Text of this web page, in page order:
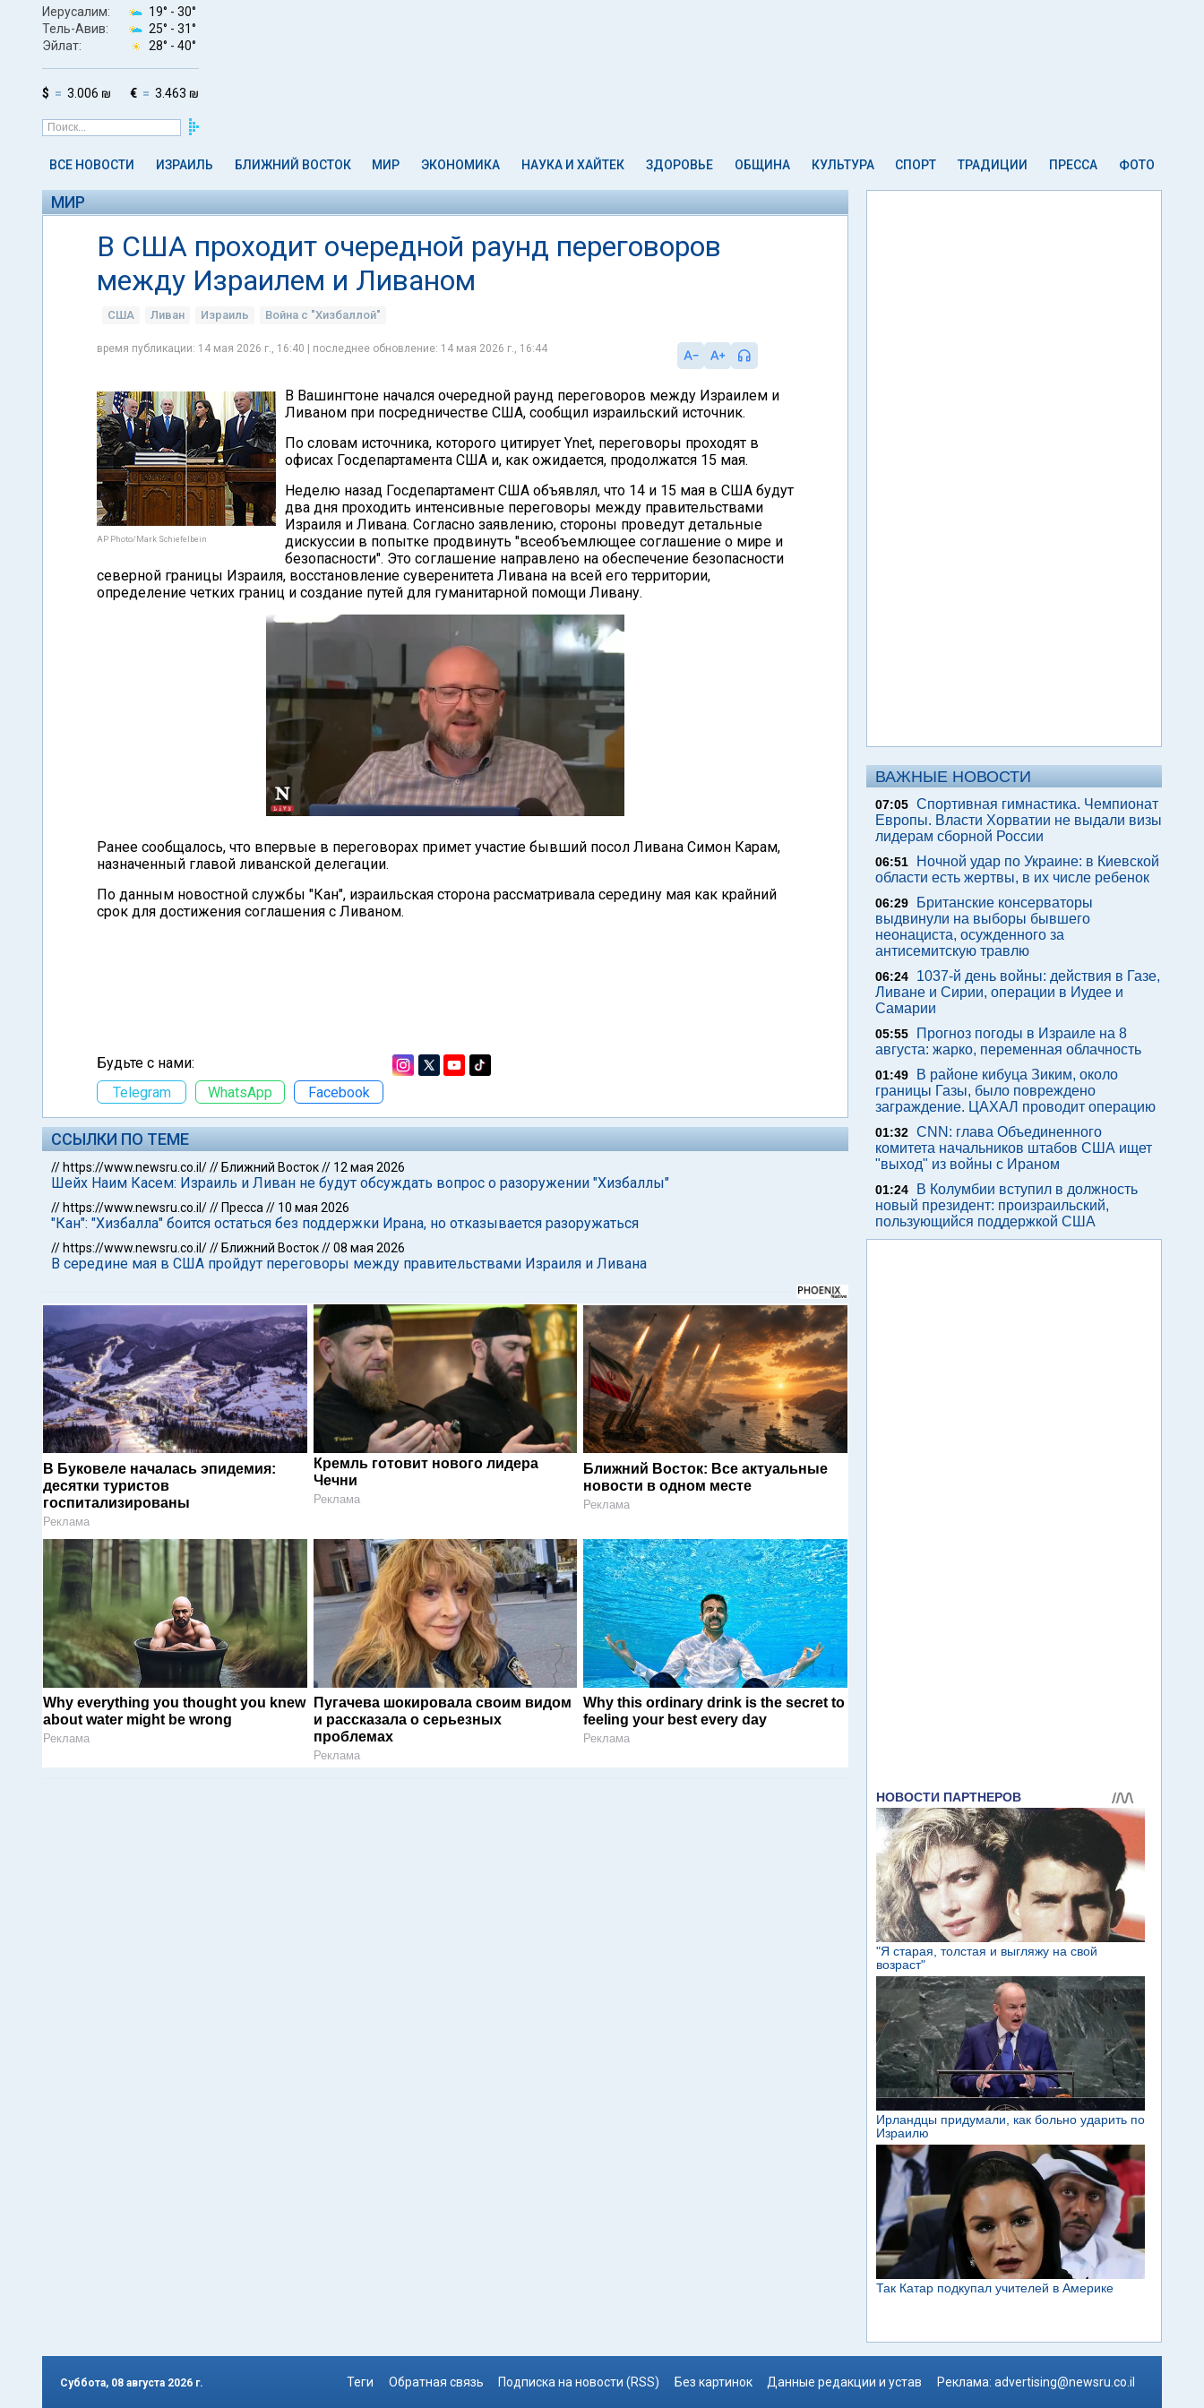
Иерусалим: 19° - 30°
Тель-Авив:
25° - 31°
Эйлат:
28° - 40°
$ 3.006 ₪ € 3.463 ₪
ВСЕ НОВОСТИ ИЗРАИЛЬ БЛИЖНИЙ ВОСТОК МИР ЭКОНОМИКА НАУКА И ХАЙТЕК ЗДОРОВЬЕ ОБЩИНА КУЛЬТУРА СПОРТ ТРАДИЦИИ ПРЕССА ФОТО
МИР
В США проходит очередной раунд переговоров
между Израилем и Ливаном
США Ливан Израиль Война с "Хизбаллой"
время публикации: 14 мая 2026 г., 16:40 | последнее обновление: 14 мая 2026 г., 16:44
AP Photo/Mark Schiefelbein
В Вашингтоне начался очередной раунд переговоров между Израилем и
Ливаном при посредничестве США, сообщил израильский источник.
По словам источника, которого цитирует Ynet, переговоры проходят в
офисах Госдепартамента США и, как ожидается, продолжатся 15 мая.
Неделю назад Госдепартамент США объявлял, что 14 и 15 мая в США будут
два дня проходить интенсивные переговоры между правительствами
Израиля и Ливана. Согласно заявлению, стороны проведут детальные
дискуссии в попытке продвинуть "всеобъемлющее соглашение о мире и
безопасности". Это соглашение направлено на обеспечение безопасности
северной границы Израиля, восстановление суверенитета Ливана на всей его территории,
определение четких границ и создание путей для гуманитарной помощи Ливану.
Ранее сообщалось, что впервые в переговорах примет участие бывший посол Ливана Симон Карам,
назначенный главой ливанской делегации.
По данным новостной службы "Кан", израильская сторона рассматривала середину мая как крайний
срок для достижения соглашения с Ливаном.
Будьте с нами:
Telegram
WhatsApp Facebook
ССЫЛКИ ПО ТЕМЕ
// https://www.newsru.co.il/// Ближний Восток// 12 мая 2026
Шейх Наим Касем: Израиль и Ливан не будут обсуждать вопрос о разоружении "Хизбаллы"
// https://www.newsru.co.il/// Пресса // 10 мая 2026
"Кан": "Хизбалла" боится остаться без поддержки Ирана, но отказывается разоружаться
// https://www.newsru.co.il/// Ближний Восток//08 мая 2026
В середине мая в США пройдут переговоры между правительствами Израиля и Ливана
В Буковеле началась эпидемия:
десятки туристов
госпитализированы
Реклама
Кремль готовит нового лидера
Чечни
Реклама
Ближний Восток: Все актуальные
новости в одном месте
Реклама
Why everything you thought you knew
about water might be wrong
Реклама
Пугачева шокировала своим видом
и рассказала о серьезных
проблемах
Реклама
Why this ordinary drink is the secret to
feeling your best every day
Реклама
ВАЖНЫЕ НОВОСТИ
07:05 Спортивная гимнастика. Чемпионат
Европы. Власти Хорватии не выдали визы
лидерам сборной России
06:51
Ночной удар по Украине: в Киевской
области есть жертвы, в их числе ребенок
06:29
Британские консерваторы
выдвинули на выборы бывшего
неонациста, осужденного за
антисемитскую травлю
06:24
1037-й день войны: действия в Газе,
Ливане и Сирии, операции в Иудее и
Самарии
05:55
Прогноз погоды в Израиле на 8
августа: жарко, переменная облачность
01:49
В районе кибуца Зиким, около
границы Газы, было повреждено
заграждение. ЦАХАЛ проводит операцию
01:32 CNN: глава Объединенного
комитета начальников штабов США ищет
"выход" из войны с Ираном
01:24
В Колумбии вступил в должность
новый президент: произраильский,
пользующийся поддержкой США
Суббота, 08 августа 2026 г. Теги Обратная связь Подписка на новости (RSS) Без картинок Данные редакции и устав Реклама: advertising@newsru.co.il